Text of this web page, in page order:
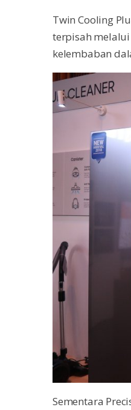
Twin Cooling
terpisah
kelembaban
Sementara